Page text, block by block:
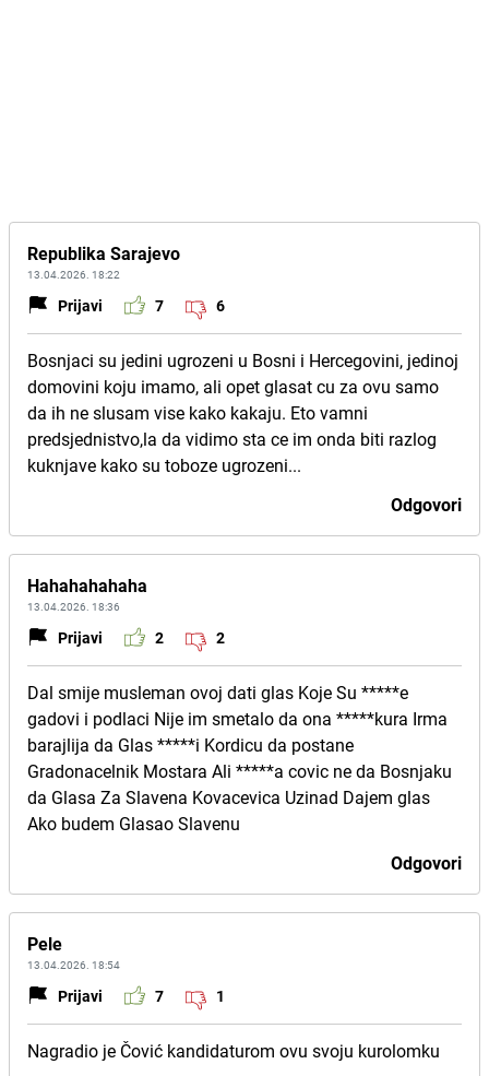
Republika Sarajevo
13.04.2026. 18:22
Prijavi 7 6
Bosnjaci su jedini ugrozeni u Bosni i Hercegovini, jedinoj
domovini koju imamo, ali opet glasat cu za ovu samo
da ih ne slusam vise kako kakaju. Eto vamni
predsjednistvo,la da vidimo sta ce im onda biti razlog
kuknjave kako su toboze ugrozeni...
Odgovori
Hahahahahaha
13.04.2026. 18:36
Prijavi 2 2
Dal smije musleman ovoj dati glas Koje Su *****e
gadovi i podlaci Nije im smetalo da ona *****kura Irma
barajlija da Glas *****i Kordicu da postane
Gradonacelnik Mostara Ali *****a covic ne da Bosnjaku
da Glasa Za Slavena Kovacevica Uzinad Dajem glas
Ako budem Glasao Slavenu
Odgovori
Pele
13.04.2026. 18:54
Prijavi 7 1
Nagradio je Čović kandidaturom ovu svoju kurolomku